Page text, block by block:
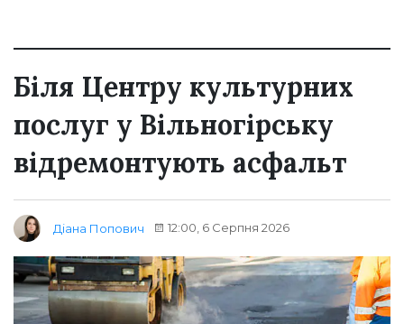
Біля Центру культурних
послуг у Вільногірську
відремонтують асфальт
Діана Попович 12:00, 6 Серпня 2026